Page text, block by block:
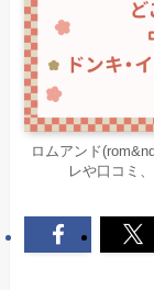
ロムアンド
レや口コミ